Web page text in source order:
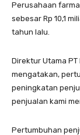
Perusahaan
sebesar Rp 10,1
tahun lalu.
Direktur Utama PT
mengatakan,
peningkatan
penjualan kami
Pertumbuhan